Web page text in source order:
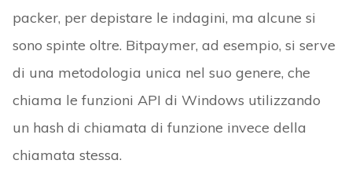
packer, per depistare le indagini, ma alcune si
sono spinte oltre. Bitpaymer, ad esempio, si serve
di una metodologia unica nel suo genere, che
chiama le funzioni API di Windows utilizzando
un hash di chiamata di funzione invece della
chiamata stessa.